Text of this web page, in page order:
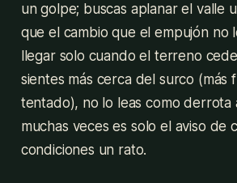
un golpe; buscas aplanar el valle
que el cambio que el empujón no
llegar solo cuando el terreno
sientes más cerca del surco (más
tentado), no lo leas como derrota
muchas veces es solo el aviso de
condiciones un rato.